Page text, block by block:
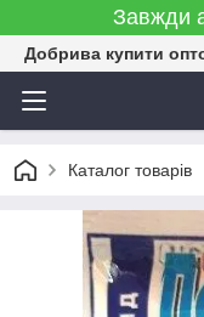
Завжди
Добрива купити
Каталог товарів